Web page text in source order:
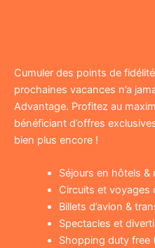
Cumuler des points de
prochaines vacances n’a
Advantage. Profitez au
bénéficiant d’offres
bien plus encore !
Séjours en hôtels &
Circuits et voyages
Billets d’avion &
Spectacles et
Shopping duty free